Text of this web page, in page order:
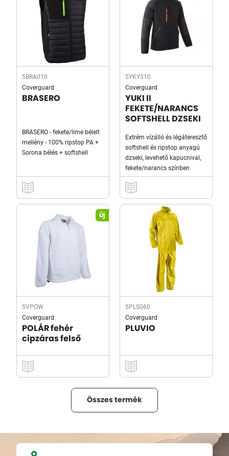
5BRA010
Coverguard
BRASERO
BRASERO - fekete/lime bélelt
mellény - 100% ripstop PA +
Sorona bélés + softshell
5YKY310
Coverguard
YUKI II
FEKETE/NARANCS
SOFTSHELL DZSEKI
Extrém vízálló és légáteresztő
softshell és ripstop anyagú
dzseki, levehető kapucnival,
fekete/narancs színben
Új
5VPOW
Coverguard
POLÁR fehér
cipzáras felső
5PLS060
Coverguard
PLUVIO
Összes termék